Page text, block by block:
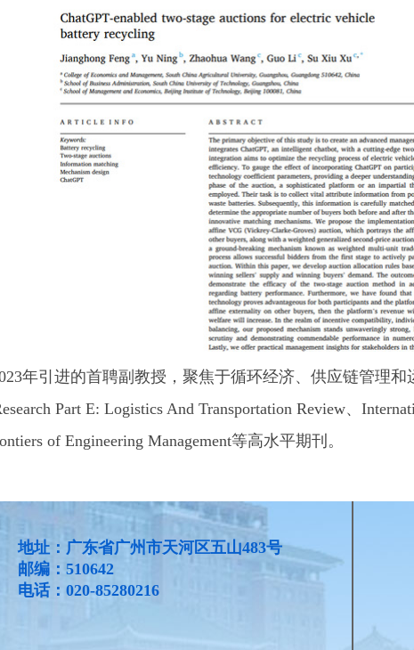
年引进的首聘副教授，聚焦于循环经济、供应链管理
Part E: Logistics And Transportation Review、
of Engineering Management等高水平期刊。
地址：广东省广州市天河区五山483号
邮编：510642
电话：020-85280216